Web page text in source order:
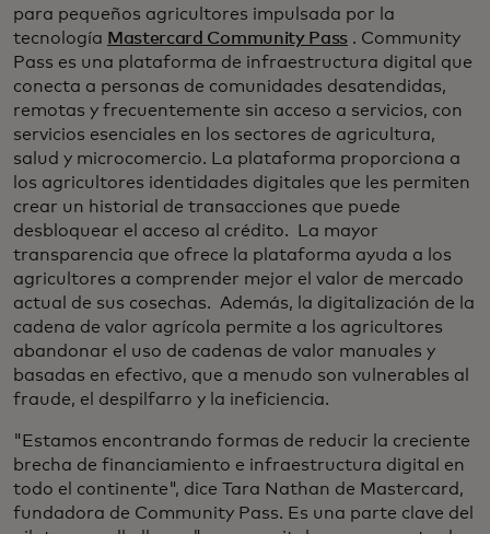
para pequeños agricultores impulsada por la
tecnología Mastercard Community Pass . Community
Pass es una plataforma de infraestructura digital que
conecta a personas de comunidades desatendidas,
remotas y frecuentemente sin acceso a servicios, con
servicios esenciales en los sectores de agricultura,
salud y microcomercio. La plataforma proporciona a
los agricultores identidades digitales que les permiten
crear un historial de transacciones que puede
desbloquear el acceso al crédito. La mayor
transparencia que ofrece la plataforma ayuda a los
agricultores a comprender mejor el valor de mercado
actual de sus cosechas. Además, la digitalización de la
cadena de valor agrícola permite a los agricultores
abandonar el uso de cadenas de valor manuales y
basadas en efectivo, que a menudo son vulnerables al
fraude, el despilfarro y la ineficiencia.
"Estamos encontrando formas de reducir la creciente
brecha de financiamiento e infraestructura digital en
todo el continente", dice Tara Nathan de Mastercard,
fundadora de Community Pass. Es una parte clave del